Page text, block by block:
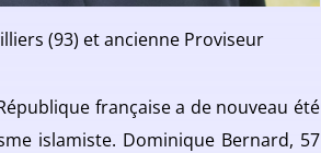
(93) et ancienne Proviseur
française a de nouveau été
islamiste. Dominique Bernard, 57